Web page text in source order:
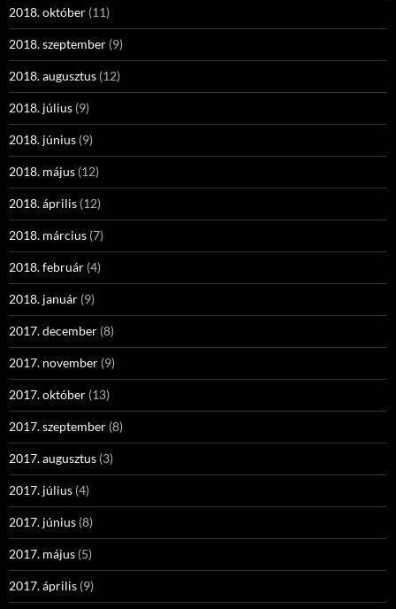
2018. október (11)
2018. szeptember (9)
2018. augusztus (12)
2018. július (9)
2018. június (9)
2018. május (12)
2018. április (12)
2018. március (7)
2018. február (4)
2018. január (9)
2017. december (8)
2017. november (9)
2017. október (13)
2017. szeptember (8)
2017. augusztus (3)
2017. július (4)
2017. június (8)
2017. május (5)
2017. április (9)